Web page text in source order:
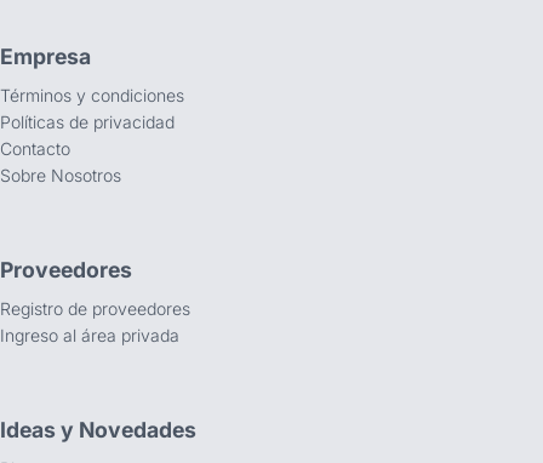
Empresa
Términos y condiciones
Políticas de privacidad
Contacto
Sobre Nosotros
Proveedores
Registro de proveedores
Ingreso al área privada
Ideas y Novedades